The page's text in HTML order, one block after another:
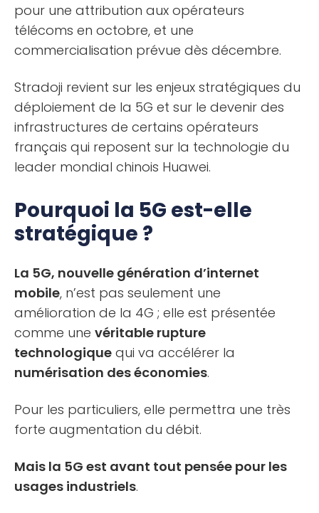
pour une attribution aux opérateurs
télécoms en octobre, et une
commercialisation prévue dès décembre.
Stradoji revient sur les enjeux stratégiques du
déploiement de la 5G et sur le devenir des
infrastructures de certains opérateurs
français qui reposent sur la technologie du
leader mondial chinois Huawei.
Pourquoi la 5G est-elle
stratégique ?
La 5G, nouvelle génération d’internet
mobile, n’est pas seulement une
amélioration de la 4G ; elle est présentée
comme une véritable rupture
technologique qui va accélérer la
numérisation des économies.
Pour les particuliers, elle permettra une très
forte augmentation du débit.
Mais la 5G est avant tout pensée pour les
usages industriels.